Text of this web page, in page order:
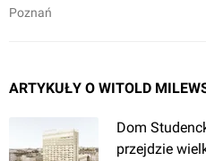
Poznań
ARTYKUŁY O WITOLD
Dom
przejdzie